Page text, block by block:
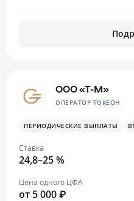
ООО «Т-М»
ОПЕРАТОР ТОКЕОН
ПЕРИОДИЧЕСКИЕ ВЫПЛАТЫ
Ставка
24,8–25 %
Цена одного ЦФА
от 5 000 ₽